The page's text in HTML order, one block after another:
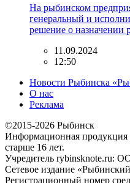
На рыбинском
генеральный и
решение о назначении
11.09.2024
12:50
Новости Рыбинска
О нас
Реклама
©2015-2026 Рыбинск
Информационная продукция
старше 16 лет.
Учредитель rybinsknote.ru:
Сетевое издание
Регистрационный номер